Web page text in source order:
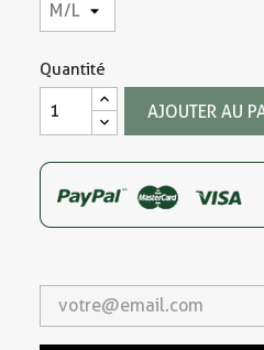
Quantité
AJOUTER AU